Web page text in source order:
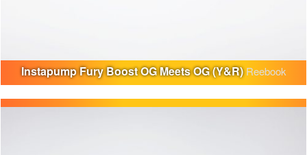
Instapump Fury Boost OG Meets OG (Y&R)Reebook